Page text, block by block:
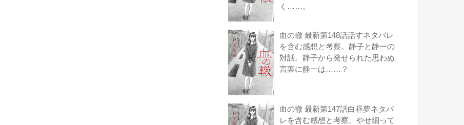
く……。
血の轍 最新第148話話すネタバレ
を含む感想と考察。静子と静一の
対話。静子から発せられた思わぬ
言葉に静一は……？
血の轍 最新第147話白昼夢ネタバ
レを含む感想と考察。やせ細って